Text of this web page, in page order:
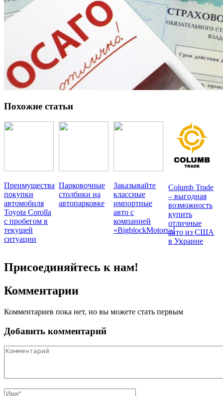
Похожие статьи
Преимущества
покупки
автомобиля
Toyota Corolla
с пробегом в
текущей
ситуации
Парковочные
столбики на
автопарковке
Заказывайте
классные
импортные
авто с
компанией
«BigblockMotors»!
Columb Trade
– выгодная
возможность
купить
отличные
авто из США
в Украине
Присоединяйтесь к нам!
Комментарии
Комментариев пока нет, но вы можете стать первым
Добавить комментарий